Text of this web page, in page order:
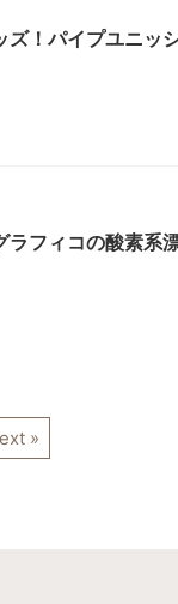
ズ！パイプユニッ
ラフィコの酸素系
»